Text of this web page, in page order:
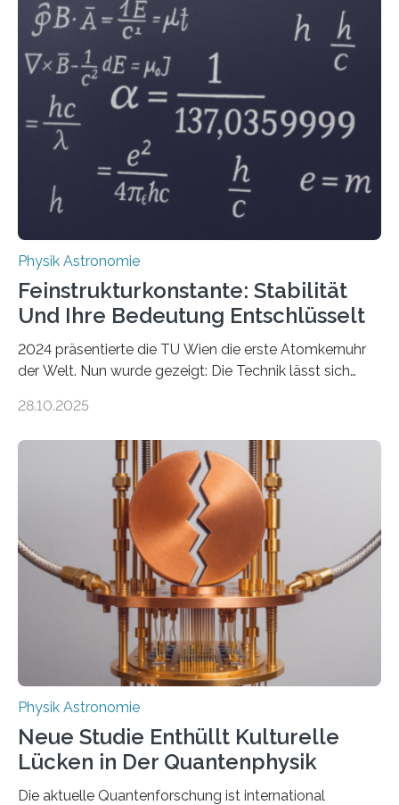
Physik Astronomie
Feinstrukturkonstante: Stabilität
Und Ihre Bedeutung Entschlüsselt
2024 präsentierte die TU Wien die erste Atomkernuhr
der Welt. Nun wurde gezeigt: Die Technik lässt sich
fundamentalen Physik nachzugehen. Thorium-
Messungen verwenden. Das hatte man jahrzehntelang
vermutet, weltweit war nach den passenden
Atomkern-Zuständen gesucht worden, 2024 gelang
einem Team der TU Wien mit Unterstützung
internationaler Partner der entscheidende Durchbruch:
Der lange diskutierte Thorium-Kernübergang wurde
gefunden. Kurz darauf konnte man zeigen, dass sich
Thorium tatsächlich nutzen lässt, um hochpräzise…
28.10.2025
Physik Astronomie
Neue Studie Enthüllt Kulturelle
Lücken in Der Quantenphysik
Die aktuelle Quantenforschung ist international